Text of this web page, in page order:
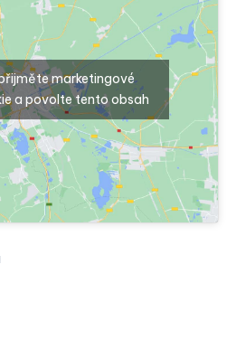
marketingové
a povolte tento obsah